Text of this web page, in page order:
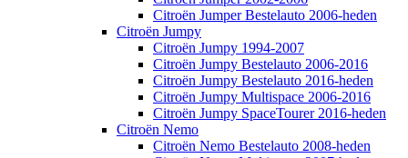
Citroën Jumper Bestelauto 2006-heden
Citroën Jumpy
Citroën Jumpy 1994-2007
Citroën Jumpy Bestelauto 2006-2016
Citroën Jumpy Bestelauto 2016-heden
Citroën Jumpy Multispace 2006-2016
Citroën Jumpy SpaceTourer 2016-heden
Citroën Nemo
Citroën Nemo Bestelauto 2008-heden